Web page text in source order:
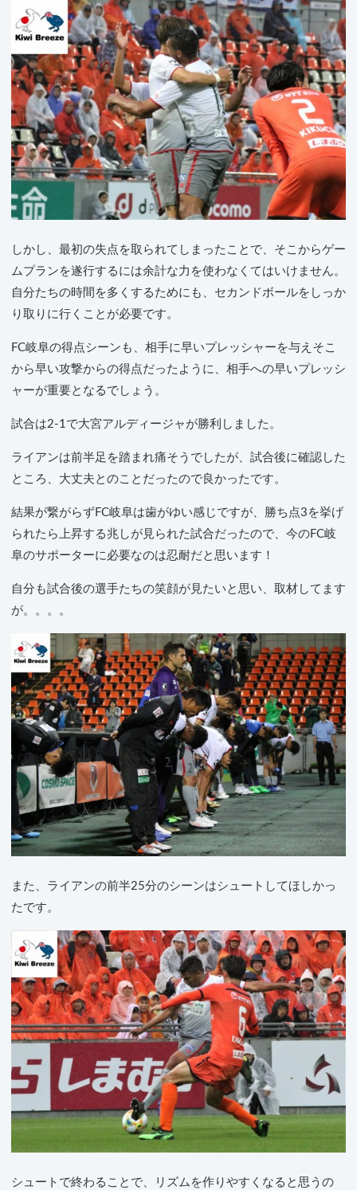
しかし、最初の失点を取られてしまったことで、そこからゲー
ムプランを遂行するには余計な力を使わなくてはいけません。
自分たちの時間を多くするためにも、セカンドボールをしっか
り取りに行くことが必要です。
FC岐阜の得点シーンも、相手に早いプレッシャーを与えそこ
から早い攻撃からの得点だったように、相手への早いプレッシ
ャーが重要となるでしょう。
試合は2-1で大宮アルディージャが勝利しました。
ライアンは前半足を踏まれ痛そうでしたが、試合後に確認した
ところ、大丈夫とのことだったので良かったです。
結果が繋がらずFC岐阜は歯がゆい感じですが、勝ち点3を挙げ
られたら上昇する兆しが見られた試合だったので、今のFC岐
阜のサポーターに必要なのは忍耐だと思います！
自分も試合後の選手たちの笑顔が見たいと思い、取材してます
が。。。。
また、ライアンの前半25分のシーンはシュートしてほしかっ
たです。
シュートで終わることで、リズムを作りやすくなると思うの